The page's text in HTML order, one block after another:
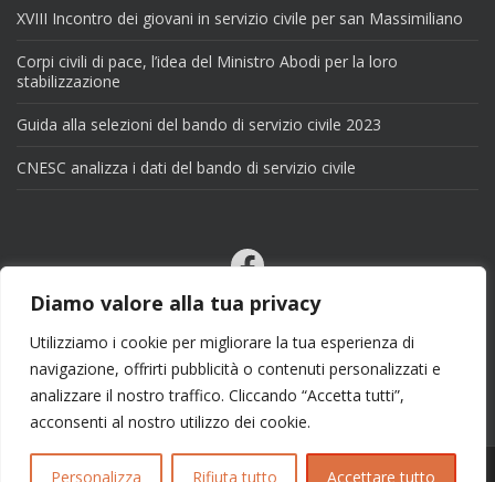
Diamo valore alla tua privacy
Utilizziamo i cookie per migliorare la tua esperienza di
navigazione, offrirti pubblicità o contenuti personalizzati e
analizzare il nostro traffico. Cliccando “Accetta tutti”,
acconsenti al nostro utilizzo dei cookie.
Personalizza Rifiuta tutto Accettare tutto
XVIII Incontro dei giovani in servizio civile per san Massimiliano
Corpi civili di pace, l’idea del Ministro Abodi per la loro
stabilizzazione
Guida alla selezioni del bando di servizio civile 2023
CNESC analizza i dati del bando di servizio civile
Facebook
Email
X